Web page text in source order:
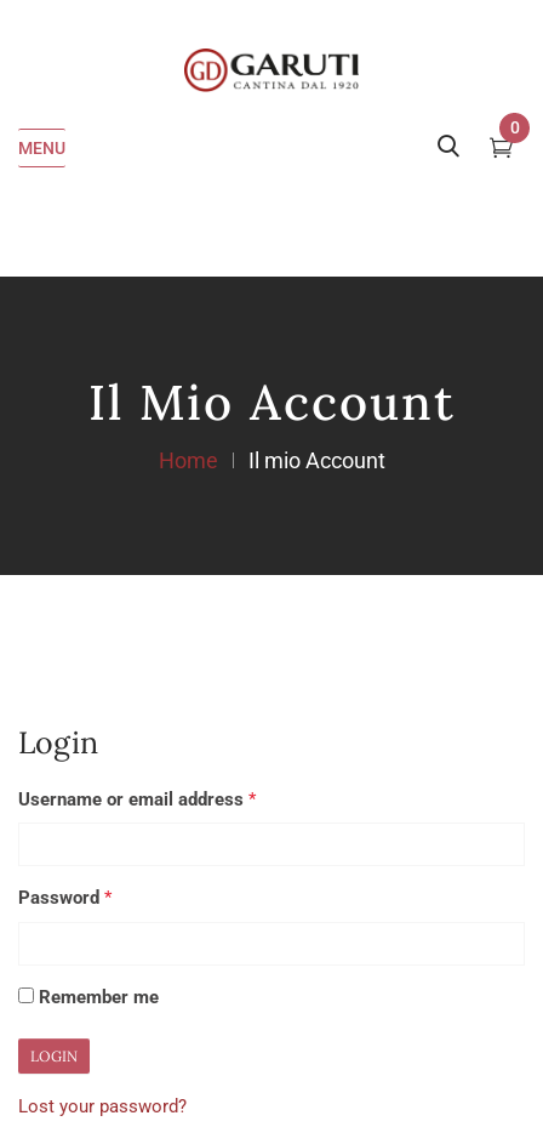
MENU
0
Il Mio Account
Home Il mio Account
Login
Username or email address *
Password *
Remember me
Lost your password?